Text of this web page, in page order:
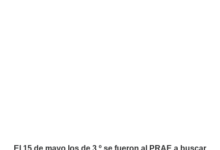
El 15 de mayo los de 3.º se fueron al PRAE a buscar